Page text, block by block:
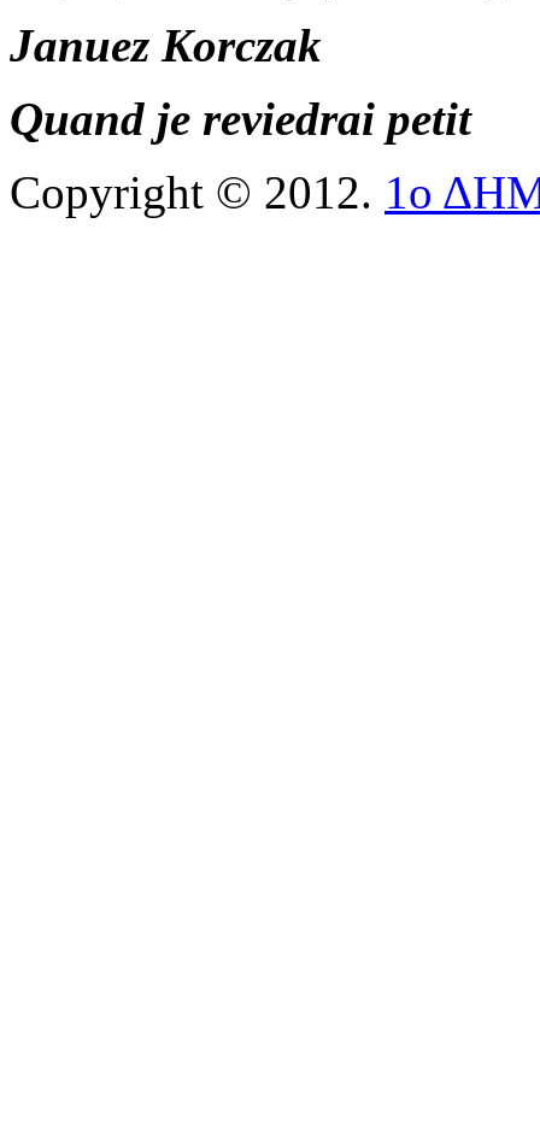
Januez Korczak
Quand je reviedrai petit
Copyright © 2012. 1ο